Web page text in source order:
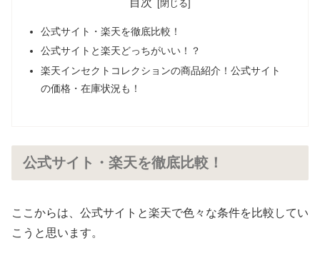
目次
公式サイト・楽天を徹底比較！
公式サイトと楽天どっちがいい！？
楽天インセクトコレクションの商品紹介！公式サイト
の価格・在庫状況も！
公式サイト・楽天を徹底比較！
ここからは、公式サイトと楽天で色々な条件を比較してい
こうと思います。